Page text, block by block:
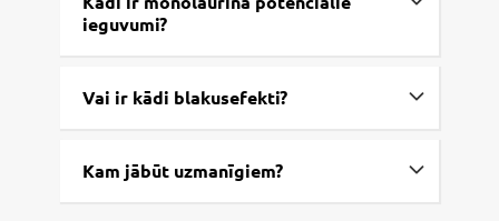
ieguvumi?
Vai ir kādi blakusefekti?
Kam jābūt uzmanīgiem?